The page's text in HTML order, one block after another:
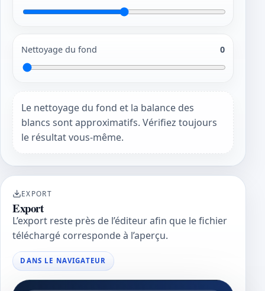
Nettoyage du fond 0
Le nettoyage du fond et la balance des
blancs sont approximatifs. Vérifiez toujours
le résultat vous-même.
EXPORT
Export
L’export reste près de l’éditeur afin que le fichier
téléchargé corresponde à l’aperçu.
DANS LE NAVIGATEUR